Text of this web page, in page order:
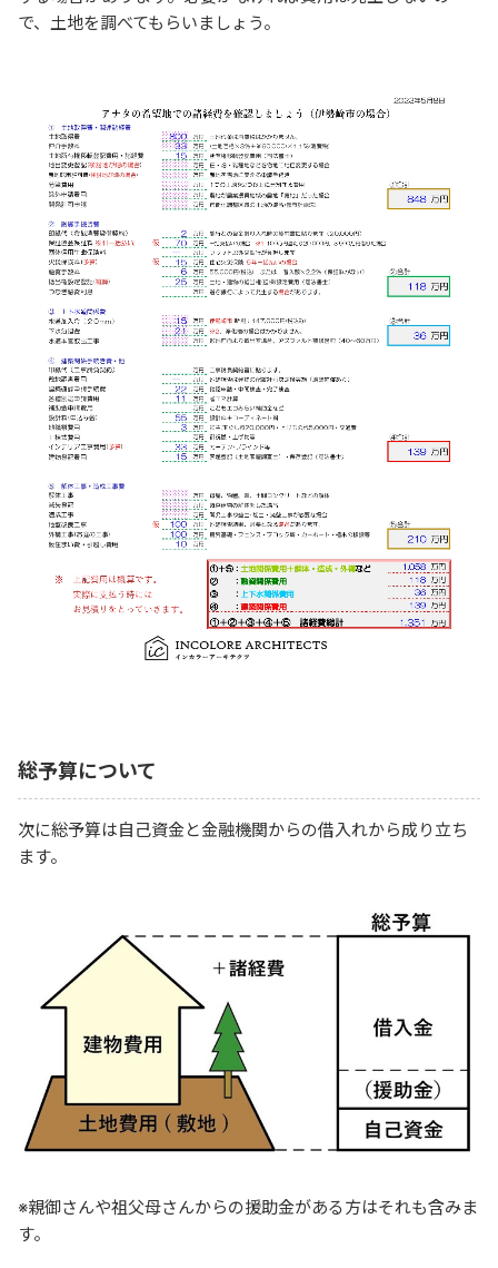
で、土地を調べてもらいましょう。
総予算について
次に総予算は自己資金と金融機関からの借入れから成り立ち
ます。
※親御さんや祖父母さんからの援助金がある方はそれも含みま
す。